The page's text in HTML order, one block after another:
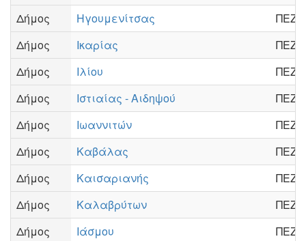
Δήμος
Ηγουμενίτσας
ΠΕΖΗ
Δήμος
Ικαρίας
ΠΕΖΗ
Δήμος
Ιλίου
ΠΕΖΗ
Δήμος
Ιστιαίας - Αιδηψού
ΠΕΖΗ
Δήμος
Ιωαννιτών
ΠΕΖΗ
Δήμος
Καβάλας
ΠΕΖΗ
Δήμος
Καισαριανής
ΠΕΖΗ
Δήμος
Καλαβρύτων
ΠΕΖΗ
Δήμος
Ιάσμου
ΠΕΖΗ